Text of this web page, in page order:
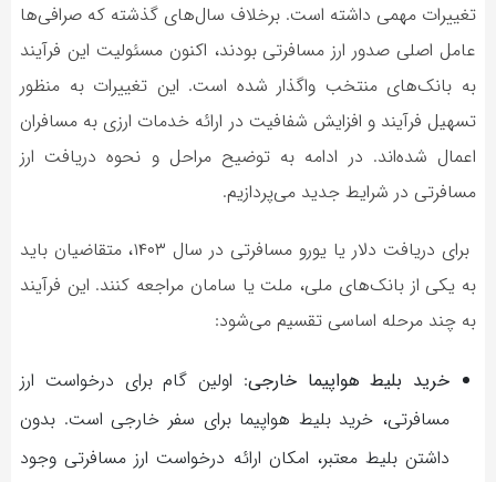
تغییرات مهمی داشته است. برخلاف سال‌های گذشته که صرافی‌ها
عامل اصلی صدور ارز مسافرتی بودند، اکنون مسئولیت این فرآیند
به بانک‌های منتخب واگذار شده است. این تغییرات به منظور
تسهیل فرآیند و افزایش شفافیت در ارائه خدمات ارزی به مسافران
اعمال شده‌اند. در ادامه به توضیح مراحل و نحوه دریافت ارز
مسافرتی در شرایط جدید می‌پردازیم.
برای دریافت دلار یا یورو مسافرتی در سال ۱۴۰۳، متقاضیان باید
به یکی از بانک‌های ملی، ملت یا سامان مراجعه کنند. این فرآیند
به چند مرحله اساسی تقسیم می‌شود:
خرید بلیط هواپیما خارجی: اولین گام برای درخواست ارز
مسافرتی، خرید بلیط هواپیما برای سفر خارجی است. بدون
داشتن بلیط معتبر، امکان ارائه درخواست ارز مسافرتی وجود